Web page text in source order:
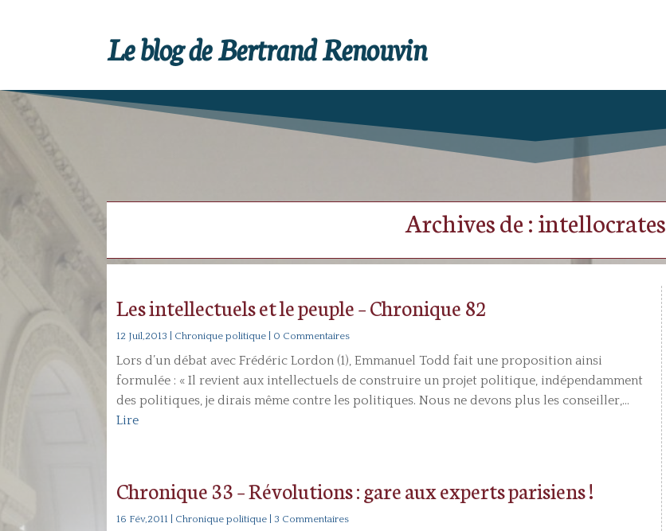
Le blog de Bertrand Renouvin
Archives de : intellocrates
Les intellectuels et le peuple – Chronique 82
12 Juil,2013 Chronique politique | 0 Commentaires
Lors d’un débat avec Frédéric Lordon (1), Emmanuel Todd fait une proposition ainsi
formulée : « Il revient aux intellectuels de construire un projet politique, indépendamment
des politiques, je dirais même contre les politiques. Nous ne devons plus les conseiller,...
Lire
Chronique 33 – Révolutions : gare aux experts parisiens !
16 Fév,2011 Chronique politique | 3 Commentaires